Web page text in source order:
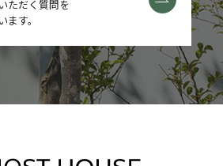
ただく質問を
す。